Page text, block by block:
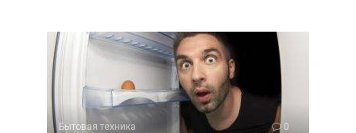
Бытовая техника 0